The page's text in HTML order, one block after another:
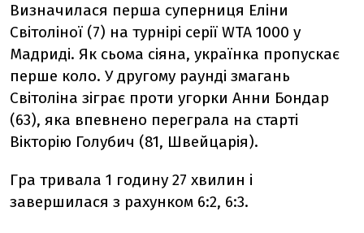
Визначилася перша суперниця Еліни
Світоліної (7) на турнірі серії WTA 1000 у
Мадриді. Як сьома сіяна, українка пропускає
перше коло. У другому раунді змагань
Світоліна зіграє проти угорки Анни Бондар
(63), яка впевнено переграла на старті
Вікторію Голубич (81, Швейцарія).
Гра тривала 1 годину 27 хвилин і
завершилася з рахунком 6:2, 6:3.